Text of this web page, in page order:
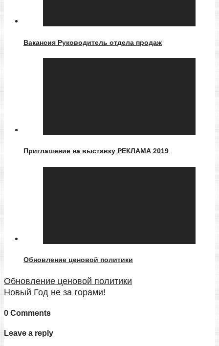
Вакансия Руководитель отдела продаж
Приглашение на выставку РЕКЛАМА 2019
Обновление ценовой политики
Обновление ценовой политики
Новый Год не за горами!
0 Comments
Leave a reply